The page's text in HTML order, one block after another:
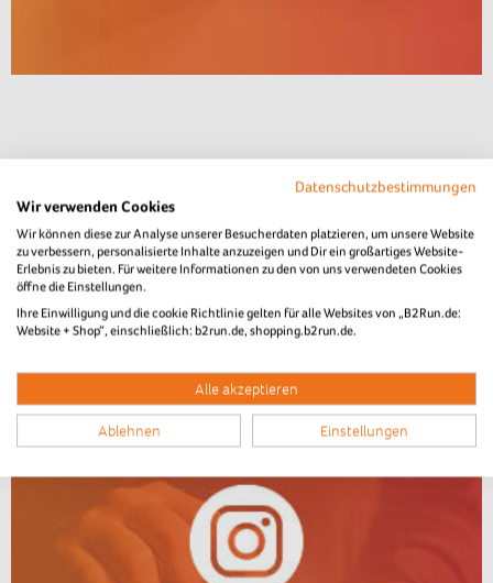
Datenschutzbestimmungen
Wir verwenden Cookies
Wir können diese zur Analyse unserer Besucherdaten platzieren, um unsere Website
zu verbessern, personalisierte Inhalte anzuzeigen und Dir ein großartiges Website-
Erlebnis zu bieten. Für weitere Informationen zu den von uns verwendeten Cookies
öffne die Einstellungen.
Ihre Einwilligung und die cookie Richtlinie gelten für alle Websites von „B2Run.de:
Website + Shop“, einschließlich: b2run.de, shopping.b2run.de.
Alle akzeptieren
Ablehnen Einstellungen